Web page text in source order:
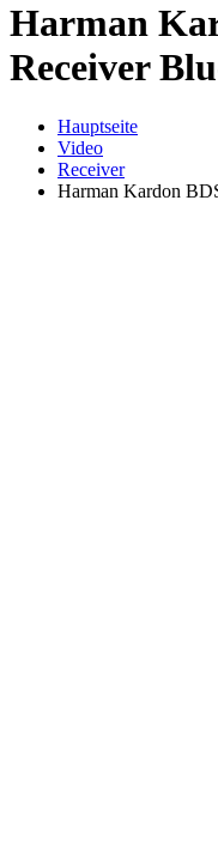
Harman
Receiver
Hauptseite
Video
Receiver
Harman Kardon